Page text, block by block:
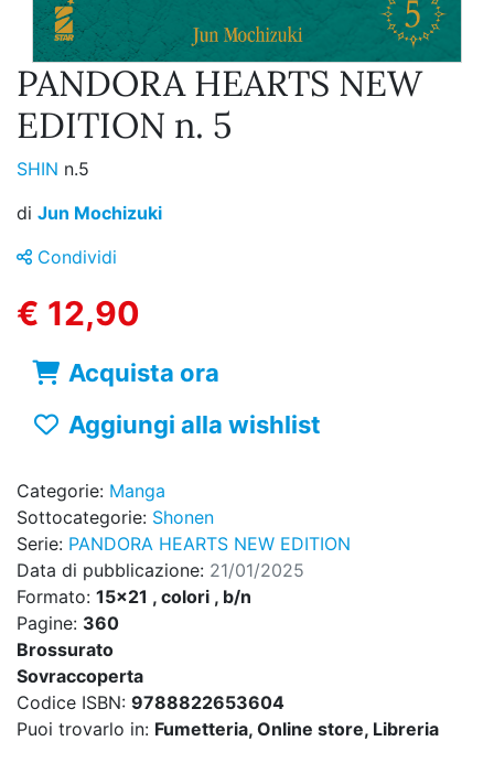
PANDORA HEARTS NEW
EDITION n. 5
SHIN n.5
di Jun Mochizuki
Condividi
€ 12,90
Acquista ora
Aggiungi alla wishlist
Categorie: Manga
Sottocategorie: Shonen
Serie: PANDORA HEARTS NEW EDITION
Data di pubblicazione: 21/01/2025
Formato: 15x21 , colori , b/n
Pagine: 360
Brossurato
Sovraccoperta
Codice ISBN: 9788822653604
Puoi trovarlo in: Fumetteria, Online store, Libreria